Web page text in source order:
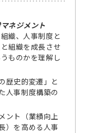
ネジメント
織、人事制度と
組織を成長させ
ものかを理解し
歴史的変遷」と
人事制度構築の
ント（業績向上
）を高める人事